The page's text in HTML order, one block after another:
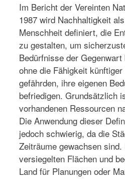
Im Bericht der Vereinten
1987 wird Nachhaltigkeit
Menschheit definiert, die
zu gestalten, um
Bedürfnisse der
ohne die Fähigkeit
gefährden, ihre eigenen
befriedigen. Grundsätzlich
vorhandenen Ressourcen
Die Anwendung dieser
jedoch schwierig, da die
Zeiträume gewachsen
versiegelten Flächen und
Land für Planungen oder